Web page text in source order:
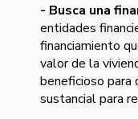
- Busca una
entidades
financiamiento
valor de la
beneficioso para
sustancial para